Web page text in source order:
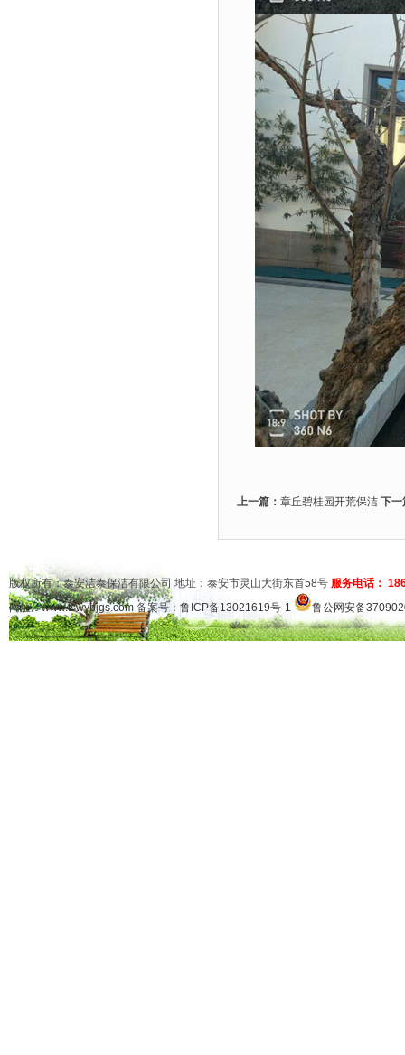
上一篇： 章丘碧桂园开荒保洁 下一
版权所有：泰安洁泰保洁有限公司 地址：泰安市灵山大街东首58号 服务电话：
网址：www.tswybjgs.com备案号： 鲁ICP备13021619号-1 鲁公网安备